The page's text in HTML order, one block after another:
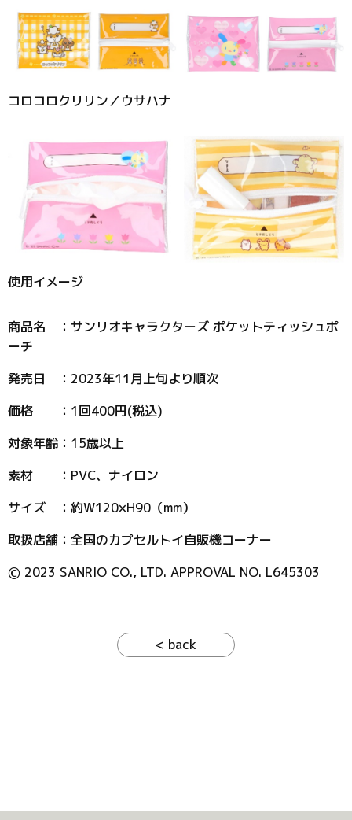
コロコロクリリン／ウサハナ
使用イメージ
商品名 ：サンリオキャラクターズ ポケットティッシュポ
ーチ
発売日 ：2023年11月上旬より順次
価格 ：1回400円(税込)
対象年齢：15歳以上
素材 ：PVC、ナイロン
サイズ ：約W120×H90（mm）
取扱店舗：全国のカプセルトイ自販機コーナー
Ⓒ 2023 SANRIO CO., LTD. APPROVAL NO. L645303
< back